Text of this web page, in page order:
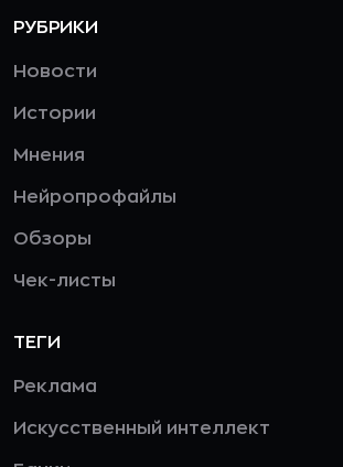
РУБРИКИ
Новости
Истории
Мнения
Нейропрофайлы
Обзоры
Чек-листы
ТЕГИ
Реклама
Искусственный интеллект